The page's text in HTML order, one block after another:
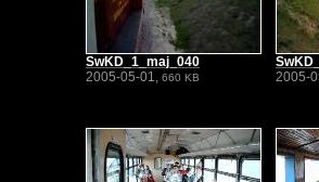
SwKD_1_maj_040
2005-05-01, 660 KB
2005-